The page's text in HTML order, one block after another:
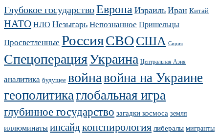
Глубокое государствоЕвропаИзраильИран Китай
НАТОНЛО НезыгарьНепознанное Пришельцы
Просветленные РоссияСВОСША Сирия
СпецоперацияУкраина Центральная Азия
аналитика будущее войнавойна на Украине
геополитикаглобальная игра
глубинное государство загадки космоса земля
иллюминатыинсайдконспирология либералы мигранты